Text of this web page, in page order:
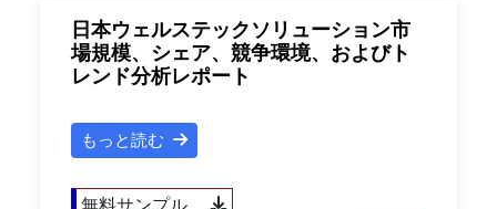
日本ウェルステックソリューション市
場規模、シェア、競争環境、およびト
レンド分析レポート
もっと読む